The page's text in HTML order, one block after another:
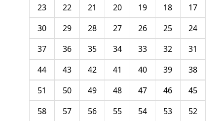
17
18
19
20
21
22
23
24
25
26
27
28
29
30
31
32
33
34
35
36
37
38
39
40
41
42
43
44
45
46
47
48
49
50
51
52
53
54
55
56
57
58